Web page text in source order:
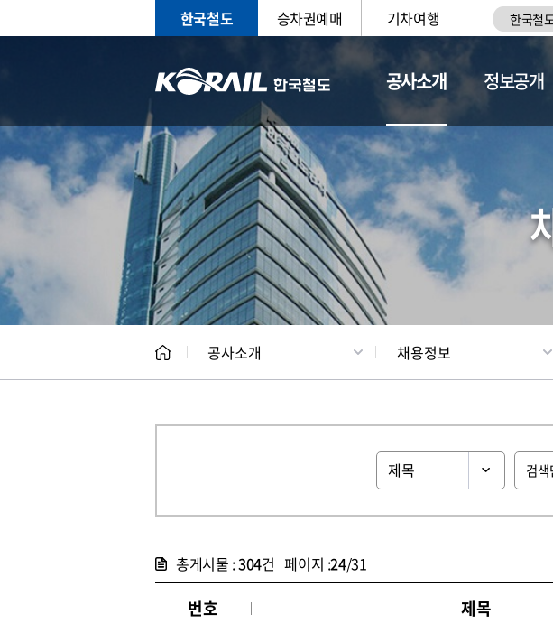
한국철도 승차권예매 기차여행 한국철
공사소개
CEO 일반현황
정보공개
공사소개 채용정보
총게시물 :304건 페이지 :24/31
번호 제목